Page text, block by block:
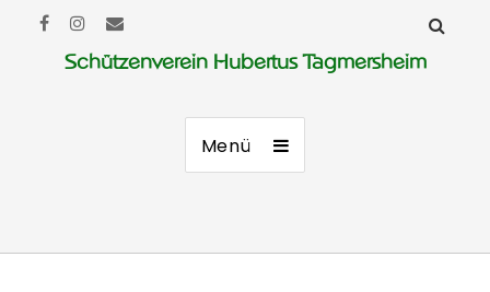
Schützenverein Hubertus Tagmersheim
Menü